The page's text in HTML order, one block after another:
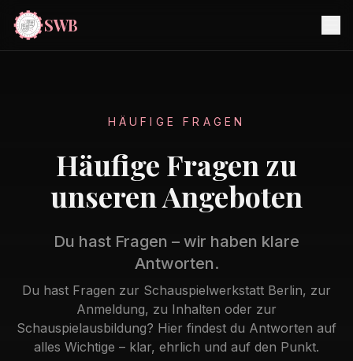
SWB
HÄUFIGE FRAGEN
Häufige Fragen zu
unseren Angeboten
Du hast Fragen – wir haben klare
Antworten.
Du hast Fragen zur Schauspielwerkstatt Berlin, zur
Anmeldung, zu Inhalten oder zur
Schauspielausbildung? Hier findest du Antworten auf
alles Wichtige – klar, ehrlich und auf den Punkt.